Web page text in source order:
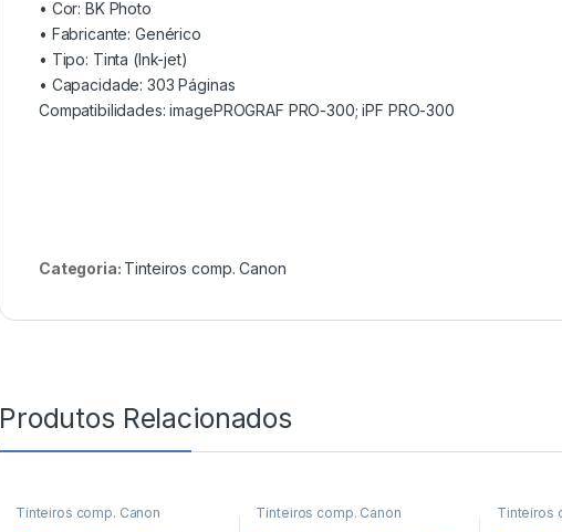
• Cor: BKPhoto
• Fabricante:Genérico
• Tipo: Tinta (Ink-jet)
• Capacidade:303 Páginas
Compatibilidades: imagePROGRAF PRO-300; iPF PRO-300
Categoria: Tinteiros comp. Canon
Produtos Relacionados
Tinteiros comp. Canon Tinteiros comp. Canon Tinteiros